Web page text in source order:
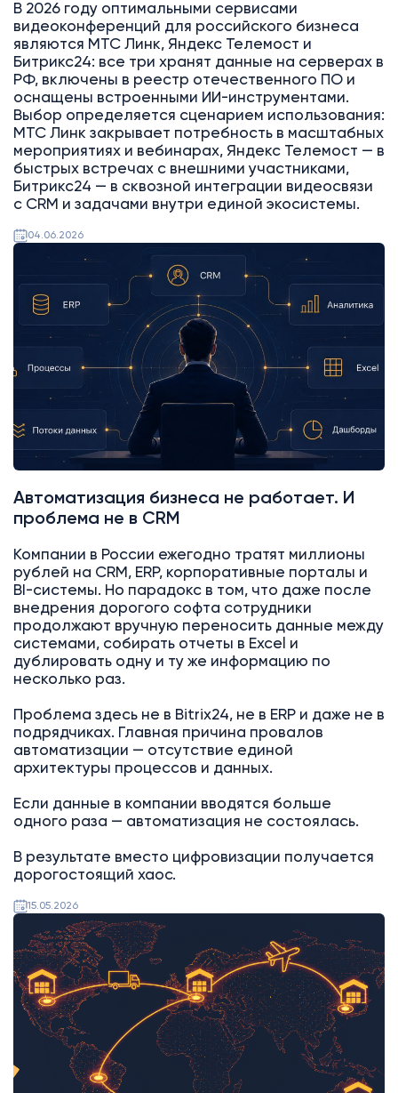
В 2026 году оптимальными сервисами
видеоконференций для российского бизнеса
являются МТС Линк, Яндекс Телемост и
Битрикс24: все три хранят данные на серверах в
РФ, включены в реестр отечественного ПО и
оснащены встроенными ИИ-инструментами.
Выбор определяется сценарием использования:
МТС Линк закрывает потребность в масштабных
мероприятиях и вебинарах, Яндекс Телемост — в
быстрых встречах с внешними участниками,
Битрикс24 — в сквозной интеграции видеосвязи
с CRM и задачами внутри единой экосистемы.
04.06.2026
Битрикс24
Автоматизация бизнеса не работает. И
проблема не в CRM
Компании в России ежегодно тратят миллионы
рублей на CRM, ERP, корпоративные порталы и
BI-системы. Но парадокс в том, что даже после
внедрения дорогого софта сотрудники
продолжают вручную переносить данные между
системами, собирать отчеты в Excel и
дублировать одну и ту же информацию по
несколько раз.
Проблема здесь не в Bitrix24, не в ERP и даже не в
подрядчиках. Главная причина провалов
автоматизации — отсутствие единой
архитектуры процессов и данных.
Если данные в компании вводятся больше
одного раза — автоматизация не состоялась.
В результате вместо цифровизации получается
дорогостоящий хаос.
15.05.2026
AI
Битрикс24